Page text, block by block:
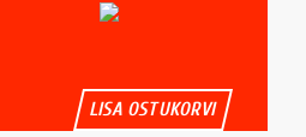
LISA OSTUKORVI